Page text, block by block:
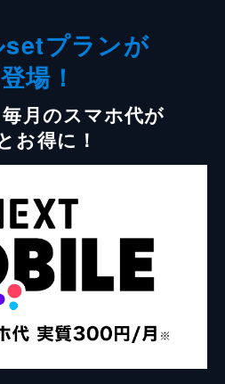
setプランが
場！
月のスマホ代が
お得に！